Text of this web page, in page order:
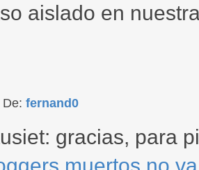
aislado en
De: fernand0
gracias, para
muertos no